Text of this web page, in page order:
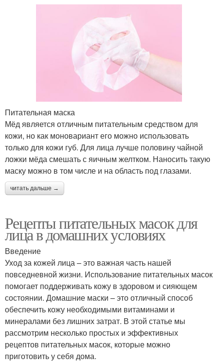
Питательная маска
Мёд является отличным питательным средством для
кожи, но как моновариант его можно использовать
только для кожи губ. Для лица лучше половину чайной
ложки мёда смешать с яичным желтком. Наносить такую
маску можно в том числе и на область под глазами.
читать дальше →
Рецепты питательных масок для
лица в домашних условиях
Введение
Уход за кожей лица – это важная часть нашей
повседневной жизни. Использование питательных масок
помогает поддерживать кожу в здоровом и сияющем
состоянии. Домашние маски – это отличный способ
обеспечить кожу необходимыми витаминами и
минералами без лишних затрат. В этой статье мы
рассмотрим несколько простых и эффективных
рецептов питательных масок, которые можно
приготовить у себя дома.